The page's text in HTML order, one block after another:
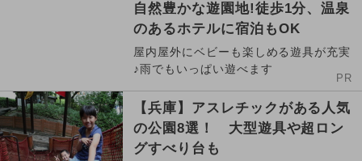
自然豊かな遊園地!徒歩1分、温泉
のあるホテルに宿泊もOK
屋内屋外にベビーも楽しめる遊具が充実
♪雨でもいっぱい遊べます
PR
【兵庫】アスレチックがある人気
の公園8選！ 大型遊具や超ロン
グすべり台も